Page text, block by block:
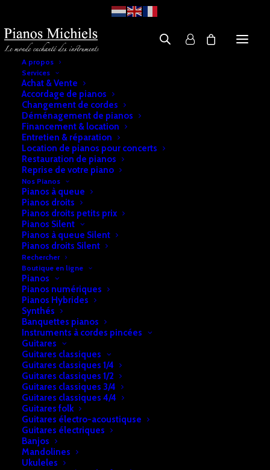
A propos
Services
Achat & Vente
Accordage de pianos
Changement de cordes
Déménagement de pianos
Financement & location
Entretien & réparation
Location de pianos pour concerts
Restauration de pianos
Reprise de votre piano
Nos Pianos
Pianos à queue
Pianos droits
Pianos droits petits prix
Pianos Silent
Pianos à queue Silent
Pianos droits Silent
Rechercher
Boutique en ligne
Pianos
Pianos numériques
Pianos Hybrides
Synthés
Banquettes pianos
Instruments à cordes pincées
Guitares
Guitares classiques
Guitares classiques 1/4
Guitares classiques 1/2
Guitares classiques 3/4
Guitares classiques 4/4
Guitares folk
Guitares électro-acoustiquse
Guitares électriques
Banjos
Mandolines
Ukuleles
Accueil Percussions
Djembé Bois